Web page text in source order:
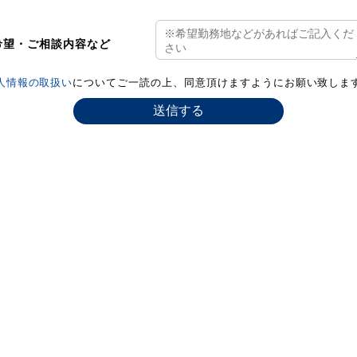
望・ご相談内容など
情報の取扱いについてご一読の上、同意頂けますようにお願い致しま